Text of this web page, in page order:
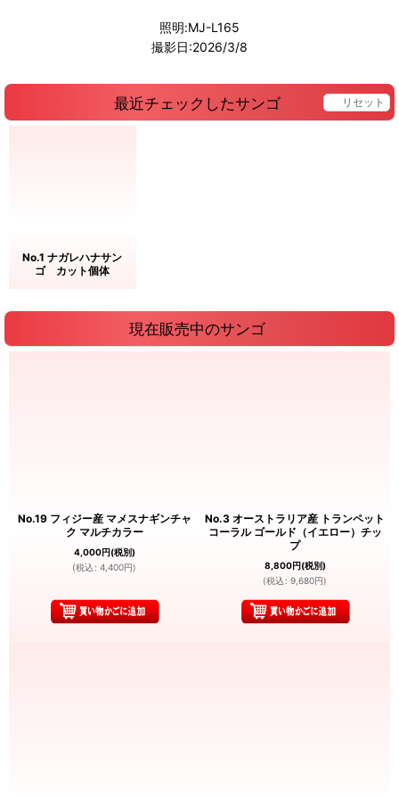
照明:MJ-L165
撮影日:2026/3/8
最近チェックしたサンゴ リセット
No.1 ナガレハナサン
ゴ カット個体
現在販売中のサンゴ
No.19 フィジー産 マメスナギンチャ
ク マルチカラー
4,000円(税別)
(税込 : 4,400円)
No.3 オーストラリア産 トランペット
コーラル ゴールド（イエロー）チッ
プ
8,800円(税別)
(税込 : 9,680円)